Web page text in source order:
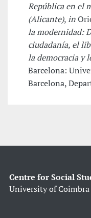
República en el
(Alicante),in
la modernidad:
ciudadanía, el
la democracia y
Barcelona:
Barcelona,
Centre for Social
University of Coimbra